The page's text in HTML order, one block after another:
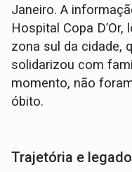
Janeiro. A
Hospital Copa
zona sul da cidade,
solidarizou com
momento, não
óbito.
Trajetória e legado